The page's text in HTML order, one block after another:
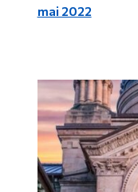
mai 2022